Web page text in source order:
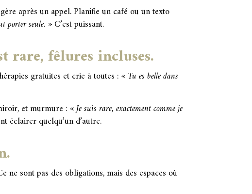
après un appel. Planifie un café ou un texto
porter seule. »C’est puissant.
rare, fêlures incluses.
gratuites et crie à toutes :« Tu es belle dans
et murmure :« Je suis rare, exactement comme je
éclairer quelqu’un d’autre.
ne sont pas des obligations, mais des espaces où